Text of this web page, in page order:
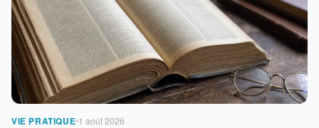
VIE PRATIQUE 1 août 2026